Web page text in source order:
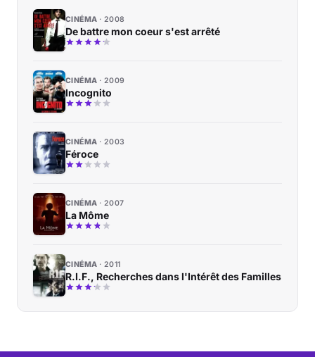
CINÉMA 2008
De battre mon coeur s'est arrêté
CINÉMA 2009
Incognito
CINÉMA 2003
Féroce
CINÉMA 2007
La Môme
CINÉMA 2011
R.I.F., Recherches dans l'Intérêt des Familles